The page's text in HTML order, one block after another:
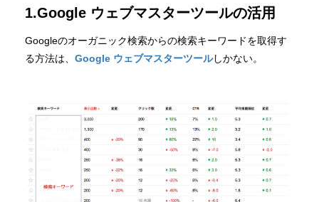
1.Google ウェブマスターツールの活用
Googleのオーガニック検索からの検索キーワードを取得す
る方法は、 Google ウェブマスターツールしかない。